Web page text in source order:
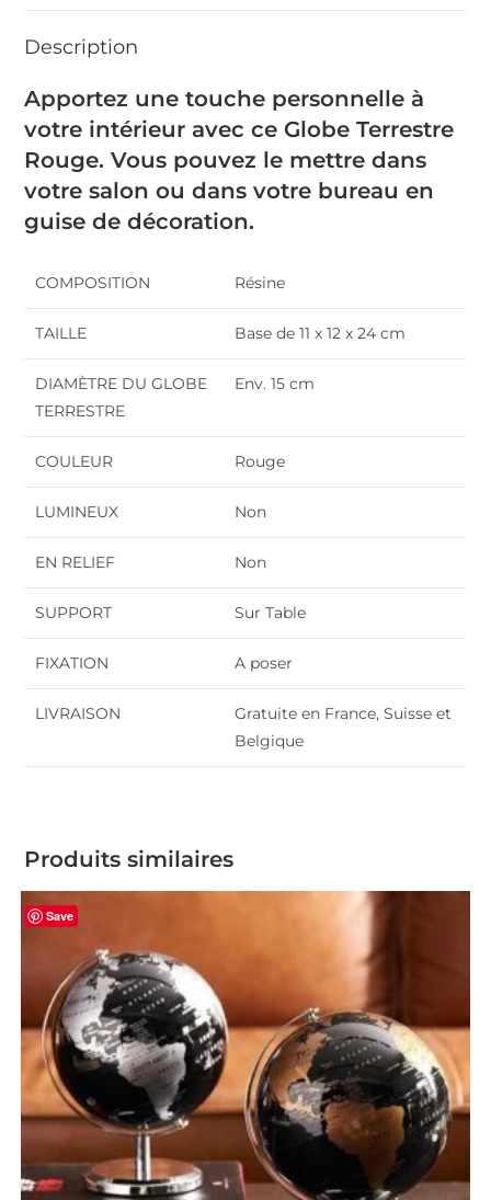
Description
Apportez une touche personnelle à
votre intérieur avec ce Globe Terrestre
Rouge. Vous pouvez le mettre dans
votre salon ou dans votre bureau en
guise de décoration.
COMPOSITION Résine
TAILLE Base de 11 x 12 x 24 cm
DIAMÈTRE DU GLOBE
TERRESTRE
Env. 15 cm
COULEUR Rouge
LUMINEUX Non
EN RELIEF Non
SUPPORT Sur Table
FIXATION A poser
LIVRAISON
Gratuite en France, Suisse et
Belgique
Produits similaires
Save